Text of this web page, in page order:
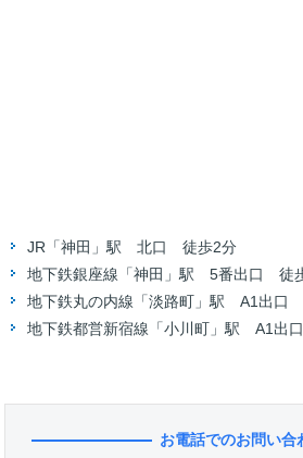
JR「神田」駅 北口 徒歩2分
地下鉄銀座線「神田」駅 5番出口 徒
地下鉄丸の内線「淡路町」駅 A1出口
地下鉄都営新宿線「小川町」駅 A1出
お電話でのお問い合